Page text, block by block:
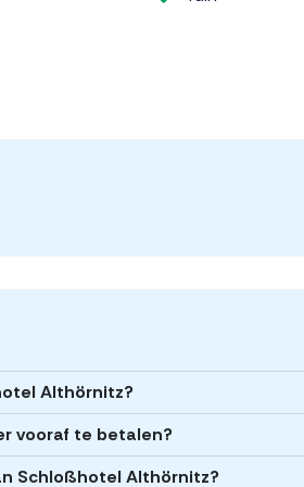
Althörnitz?
vooraf te betalen?
Schloßhotel Althörnitz?